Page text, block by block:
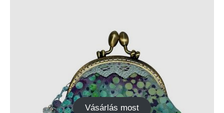
Vásárlás most